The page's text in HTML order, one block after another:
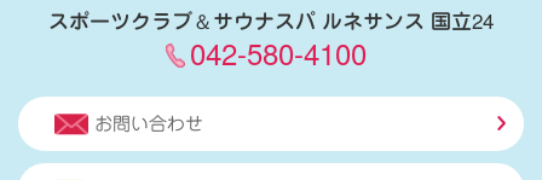
スポーツクラブ＆サウナスパ ルネサンス 国立24
042-580-4100
お問い合わせ